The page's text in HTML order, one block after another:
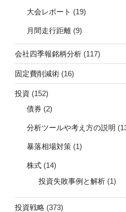
大会レポート (19)
月間走行距離 (9)
会社四季報銘柄分析 (117)
固定費削減術 (16)
投資 (152)
債券 (2)
分析ツールや考え方の説明
暴落相場対策 (1)
株式 (14)
投資失敗事例と解析 (1)
投資戦略 (373)